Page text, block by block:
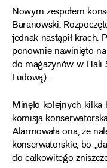
Nowym zespołem
Baranowski.
jednak nastąpił krach.
ponownie nawinięto
do magazynów w Hali
Ludową).
Minęło kolejnych kilka
komisja
Alarmowała ona, że
konserwatorskie, bo
do całkowitego